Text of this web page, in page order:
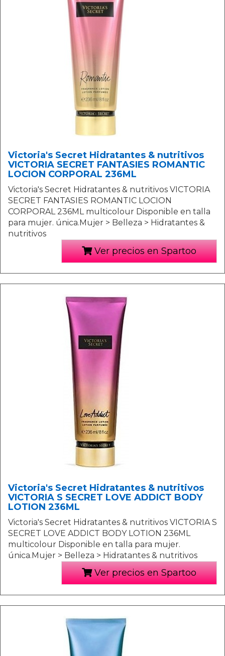
Victoria's Secret Hidratantes & nutritivos
VICTORIA SECRET FANTASIES ROMANTIC
LOCION CORPORAL 236ML
Victoria's Secret Hidratantes & nutritivos VICTORIA
SECRET FANTASIES ROMANTIC LOCION
CORPORAL 236ML multicolour Disponible en talla
para mujer. única.Mujer > Belleza > Hidratantes &
nutritivos
Ver precios en Spartoo
Victoria's Secret Hidratantes & nutritivos
VICTORIA S SECRET LOVE ADDICT BODY
LOTION 236ML
Victoria's Secret Hidratantes & nutritivos VICTORIA S
SECRET LOVE ADDICT BODY LOTION 236ML
multicolour Disponible en talla para mujer.
única.Mujer > Belleza > Hidratantes & nutritivos
Ver precios en Spartoo